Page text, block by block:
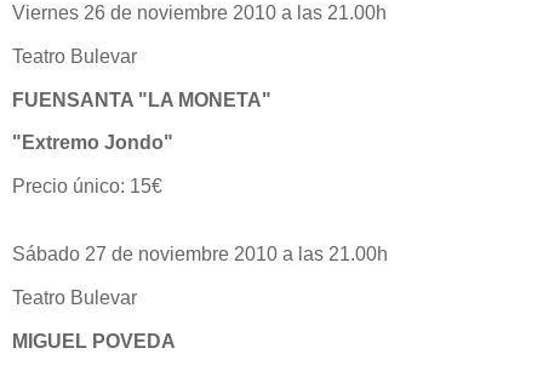
Viernes 26 de noviembre 2010 a las 21.00h
Teatro Bulevar
FUENSANTA "LA MONETA"
"Extremo Jondo"
Precio único: 15€
Sábado 27 de noviembre 2010 a las 21.00h
Teatro Bulevar
MIGUEL POVEDA